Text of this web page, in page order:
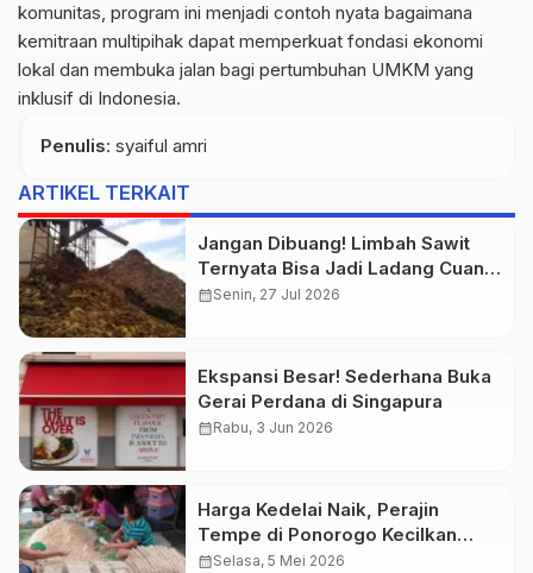
komunitas, program ini menjadi contoh nyata bagaimana
kemitraan multipihak dapat memperkuat fondasi ekonomi
lokal dan membuka jalan bagi pertumbuhan UMKM yang
inklusif di Indonesia.
Penulis: syaiful amri
ARTIKEL TERKAIT
Jangan Dibuang! Limbah Sawit
Ternyata Bisa Jadi Ladang Cuan
Baru bagi UMKM
calendar_monthSenin, 27 Jul 2026
Ekspansi Besar! Sederhana Buka
Gerai Perdana di Singapura
calendar_monthRabu, 3 Jun 2026
Harga Kedelai Naik, Perajin
Tempe di Ponorogo Kecilkan
Ukuran demi Bertahan
calendar_monthSelasa, 5 Mei 2026